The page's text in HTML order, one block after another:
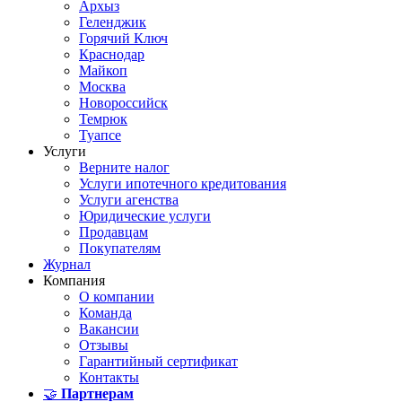
Архыз
Геленджик
Горячий Ключ
Краснодар
Майкоп
Москва
Новороссийск
Темрюк
Туапсе
Услуги
Верните налог
Услуги ипотечного кредитования
Услуги агенства
Юридические услуги
Продавцам
Покупателям
Журнал
Компания
О компании
Команда
Вакансии
Отзывы
Гарантийный сертификат
Контакты
🤝 Партнерам